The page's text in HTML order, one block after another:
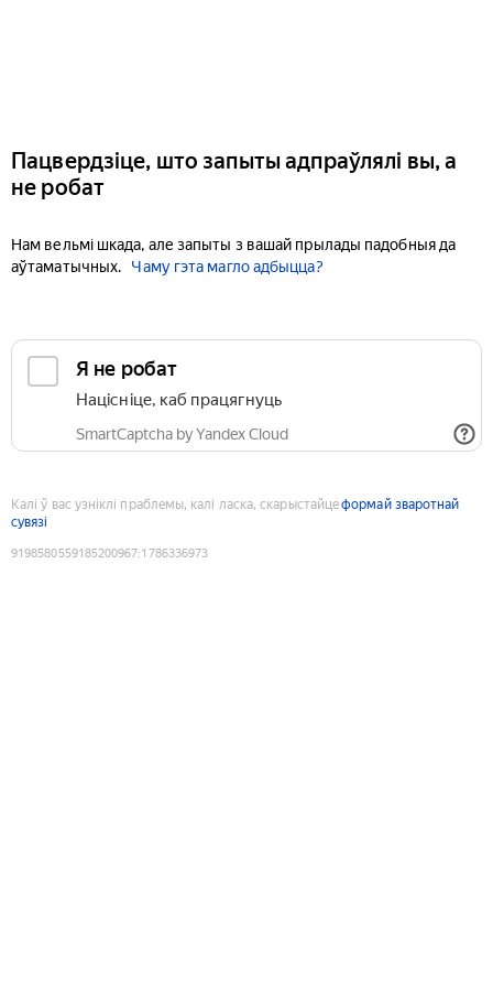
Пацвердзіце, што запыты адпраўлялі вы, а
не робат
Нам вельмі шкада, але запыты з вашай прылады падобныя да
аўтаматычных.
Чаму гэта магло адбыцца?
Я не робат
Націсніце, каб працягнуць
SmartCaptcha by Yandex Cloud
Калі ў вас узніклі праблемы, калі ласка, скарыстайцеформай зваротнай
сувязі
9198580559185200967:1786336973